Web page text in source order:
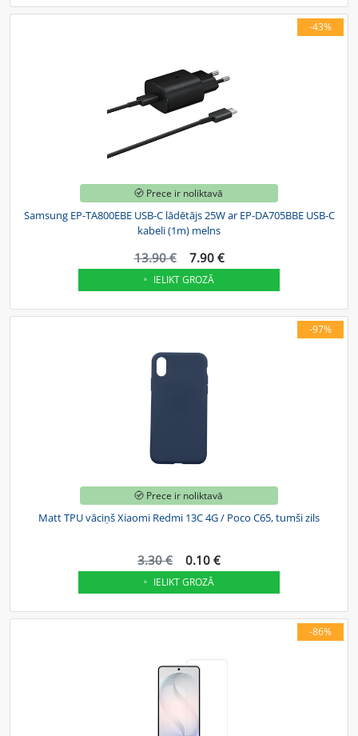
-43%
Prece ir noliktavā
Samsung EP-TA800EBE USB-C lādētājs 25W ar EP-DA705BBE USB-C
kabeli (1m) melns
13.90 € 7.90 €
IELIKT GROZĀ
-97%
Prece ir noliktavā
Matt TPU vāciņš Xiaomi Redmi 13C 4G / Poco C65, tumši zils
3.30 € 0.10 €
IELIKT GROZĀ
-86%